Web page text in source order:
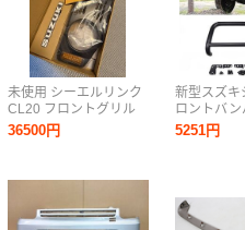
未使用 シーエルリンク
CL20 フロントグリル
ジムニー JB64 JB74
JC74 5型適合
36500円
新型スズキ
ロントバン
JB64 JB74
ンパー グ
5251円